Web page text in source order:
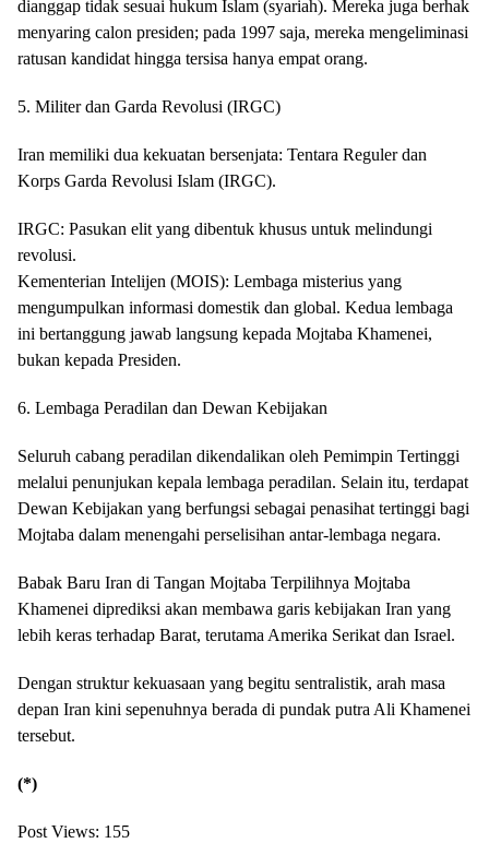
dianggap tidak sesuai hukum Islam (syariah). Mereka juga berhak
menyaring calon presiden; pada 1997 saja, mereka mengeliminasi
ratusan kandidat hingga tersisa hanya empat orang.
5. Militer dan Garda Revolusi (IRGC)
Iran memiliki dua kekuatan bersenjata: Tentara Reguler dan
Korps Garda Revolusi Islam (IRGC).
IRGC: Pasukan elit yang dibentuk khusus untuk melindungi
revolusi.
Kementerian Intelijen (MOIS): Lembaga misterius yang
mengumpulkan informasi domestik dan global. Kedua lembaga
ini bertanggung jawab langsung kepada Mojtaba Khamenei,
bukan kepada Presiden.
6. Lembaga Peradilan dan Dewan Kebijakan
Seluruh cabang peradilan dikendalikan oleh Pemimpin Tertinggi
melalui penunjukan kepala lembaga peradilan. Selain itu, terdapat
Dewan Kebijakan yang berfungsi sebagai penasihat tertinggi bagi
Mojtaba dalam menengahi perselisihan antar-lembaga negara.
Babak Baru Iran di Tangan Mojtaba Terpilihnya Mojtaba
Khamenei diprediksi akan membawa garis kebijakan Iran yang
lebih keras terhadap Barat, terutama Amerika Serikat dan Israel.
Dengan struktur kekuasaan yang begitu sentralistik, arah masa
depan Iran kini sepenuhnya berada di pundak putra Ali Khamenei
tersebut.
(*)
Post Views: 155